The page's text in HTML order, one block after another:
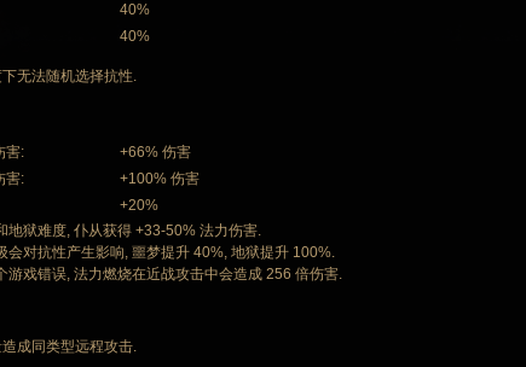
40%
40%
无法随机选择抗性.
害:
+66% 伤害
害:
+100% 伤害
+20%
地狱难度, 仆从获得 +33-50% 法力伤害.
会对抗性产生影响, 噩梦提升 40%, 地狱提升 100%.
游戏错误, 法力燃烧在近战攻击中会造成 256 倍伤害.
成同类型远程攻击.